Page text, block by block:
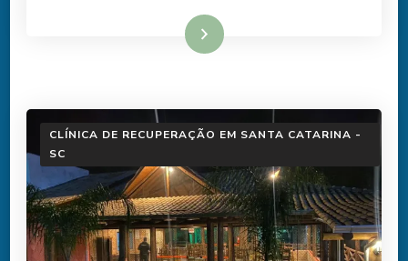
Ler mais
CLÍNICA DE RECUPERAÇÃO EM SANTA CATARINA -
SC